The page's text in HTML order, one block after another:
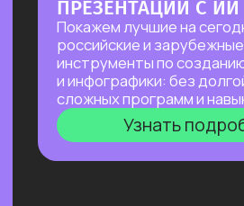
ИИ?
Расскажем, как изменился подход
к запуску стартапов с ИИ, что нужно для
успеха, и поделимся успешным опытом
Зерокодера — как из идеи вырос
многомиллионный бизнес, и как нам
удавалось привлекать инвестиции
даже в самое турбулентное время
Узнать подробнее